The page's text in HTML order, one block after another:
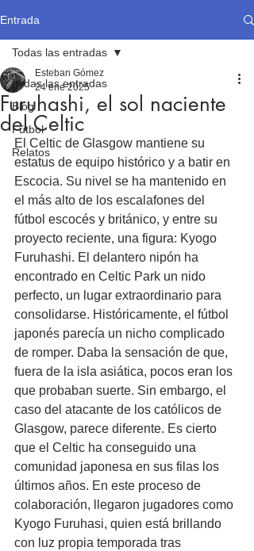
Entrada
Todas las entradas
Blog
Fútbol
Relatos
Todas las entradas
Furuhashi, el sol naciente
del Celtic
Esteban Gómez
24 ene 2025
El Celtic de Glasgow mantiene su
estatus de equipo histórico y a batir en
Escocia. Su nivel se ha mantenido en
el más alto de los escalafones del
fútbol escocés y británico, y entre su
proyecto reciente, una figura: Kyogo
Furuhashi. El delantero nipón ha
encontrado en Celtic Park un nido
perfecto, un lugar extraordinario para
consolidarse. Históricamente, el fútbol
japonés parecía un nicho complicado
de romper. Daba la sensación de que,
fuera de la isla asiática, pocos eran los
que probaban suerte. Sin embargo, el
caso del atacante de los católicos de
Glasgow, parece diferente. Es cierto
que el Celtic ha conseguido una
comunidad japonesa en sus filas los
últimos años. En este proceso de
colaboración, llegaron jugadores como
Kyogo Furuhasi, quien está brillando
con luz propia temporada tras